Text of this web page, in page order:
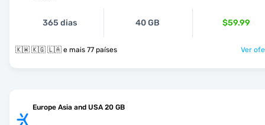
365 dias 40 GB $59.99
🇰🇼 🇰🇬 🇱🇦 e mais 77 países Ver
Europe Asia and USA 20 GB